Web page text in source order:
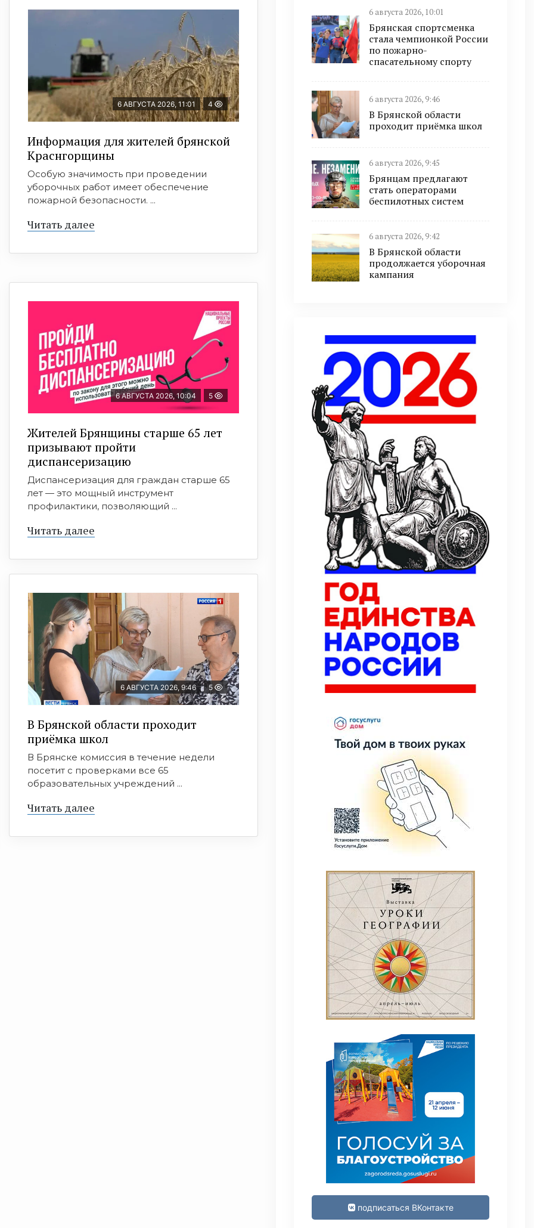
6 АВГУСТА 2026, 11:01 4
Информация для жителей брянской
Краснгорщины
Особую значимость при проведении
уборочных работ имеет обеспечение
пожарной безопасности. ...
Читать далее
6 АВГУСТА 2026, 10:04 5
Жителей Брянщины старше 65 лет
призывают пройти
диспансеризацию
Диспансеризация для граждан старше 65
лет — это мощный инструмент
профилактики, позволяющий ...
Читать далее
6 АВГУСТА 2026, 9:46 5
В Брянской области проходит
приёмка школ
В Брянске комиссия в течение недели
посетит с проверками все 65
образовательных учреждений ...
Читать далее
6 августа 2026, 10:01
Брянская спортсменка
стала чемпионкой России
по пожарно-
спасательному спорту
6 августа 2026, 9:46
В Брянской области
проходит приёмка школ
6 августа 2026, 9:45
Брянцам предлагают
cтать оперaтoрами
бeспилотных систeм
6 августа 2026, 9:42
В Брянской области
продолжается уборочная
кампания
подписаться ВКонтакте